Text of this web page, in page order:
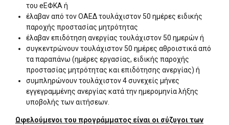
του eΕΦΚΑ ή
έλαβαν από τον ΟΑΕΔ τουλάχιστον 50 ημέρες ειδικής
παροχής προστασίας μητρότητας
έλαβαν επιδότηση ανεργίας τουλάχιστον 50 ημερών ή
συγκεντρώνουν τουλάχιστον 50 ημέρες αθροιστικά από
τα παραπάνω (ημέρες εργασίας, ειδικής παροχής
προστασίας μητρότητας και επιδότησης ανεργίας) ή
συμπληρώνουν τουλάχιστον 4 συνεχείς μήνες
εγγεγραμμένης ανεργίας κατά την ημερομηνία λήξης
υποβολής των αιτήσεων.
Ωφελούμενοι του προγράμματος είναι οι σύζυγοι των